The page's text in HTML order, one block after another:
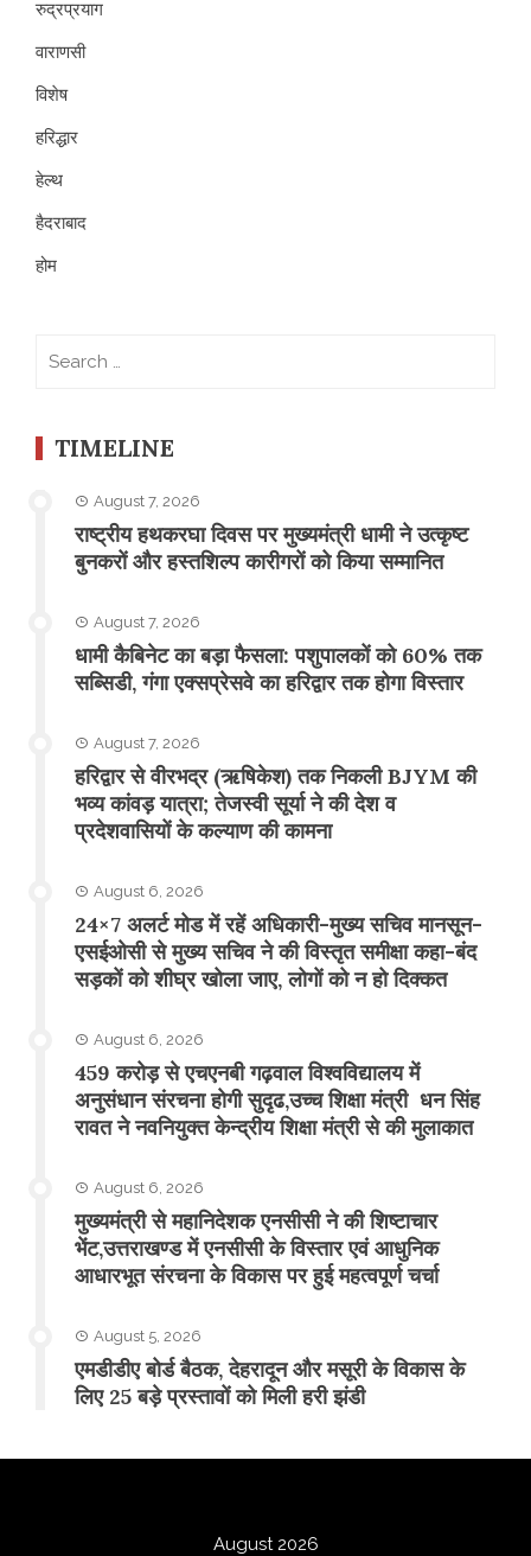
रुद्रप्रयाग
वाराणसी
विशेष
हरिद्धार
हेल्थ
हैदराबाद
होम
TIMELINE
August 7, 2026
राष्ट्रीय हथकरघा दिवस पर मुख्यमंत्री धामी ने उत्कृष्ट
बुनकरों और हस्तशिल्प कारीगरों को किया सम्मानित
August 7, 2026
​धामी कैबिनेट का बड़ा फैसला: पशुपालकों को 60% तक
सब्सिडी, गंगा एक्सप्रेसवे का हरिद्वार तक होगा विस्तार
August 7, 2026
​हरिद्वार से वीरभद्र (ऋषिकेश) तक निकली BJYM की
भव्य कांवड़ यात्रा; तेजस्वी सूर्या ने की देश व
प्रदेशवासियों के कल्याण की कामना
August 6, 2026
24×7 अलर्ट मोड में रहें अधिकारी-मुख्य सचिव मानसून-
एसईओसी से मुख्य सचिव ने की विस्तृत समीक्षा कहा-बंद
सड़कों को शीघ्र खोला जाए, लोगों को न हो दिक्कत
August 6, 2026
459 करोड़ से एचएनबी गढ़वाल विश्वविद्यालय में
अनुसंधान संरचना होगी सुदृढ,उच्च शिक्षा मंत्री धन सिंह
रावत ने नवनियुक्त केन्द्रीय शिक्षा मंत्री से की मुलाकात
August 6, 2026
मुख्यमंत्री से महानिदेशक एनसीसी ने की शिष्टाचार
भेंट,उत्तराखण्ड में एनसीसी के विस्तार एवं आधुनिक
आधारभूत संरचना के विकास पर हुई महत्वपूर्ण चर्चा
August 5, 2026
एमडीडीए बोर्ड बैठक, देहरादून और मसूरी के विकास के
लिए 25 बड़े प्रस्तावों को मिली हरी झंडी
August 2026